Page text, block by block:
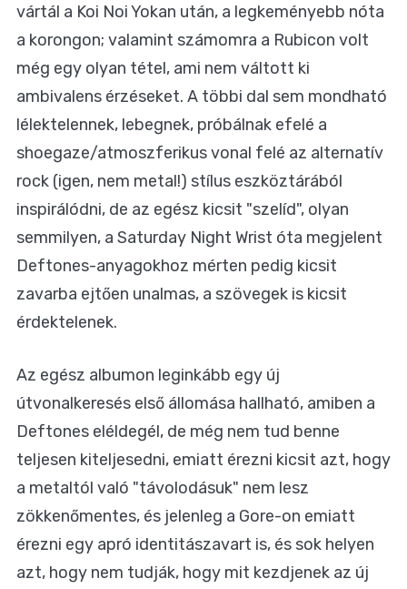
vártál a Koi Noi Yokan után, a legkeményebb nóta
a korongon; valamint számomra a Rubicon volt
még egy olyan tétel, ami nem váltott ki
ambivalens érzéseket. A többi dal sem mondható
lélektelennek, lebegnek, próbálnak efelé a
shoegaze/atmoszferikus vonal felé az alternatív
rock (igen, nem metal!) stílus eszköztárából
inspirálódni, de az egész kicsit "szelíd", olyan
semmilyen, a Saturday Night Wrist óta megjelent
Deftones-anyagokhoz mérten pedig kicsit
zavarba ejtően unalmas, a szövegek is kicsit
érdektelenek.
Az egész albumon leginkább egy új
útvonalkeresés első állomása hallható, amiben a
Deftones eléldegél, de még nem tud benne
teljesen kiteljesedni, emiatt érezni kicsit azt, hogy
a metaltól való "távolodásuk" nem lesz
zökkenőmentes, és jelenleg a Gore-on emiatt
érezni egy apró identitászavart is, és sok helyen
azt, hogy nem tudják, hogy mit kezdjenek az új